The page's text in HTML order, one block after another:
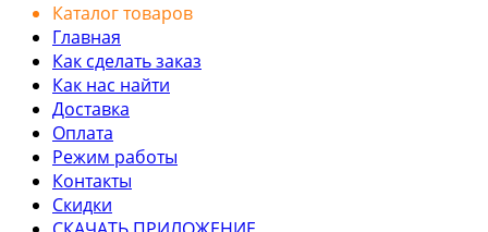
Каталог товаров
Главная
Как сделать заказ
Как нас найти
Доставка
Оплата
Режим работы
Контакты
Скидки